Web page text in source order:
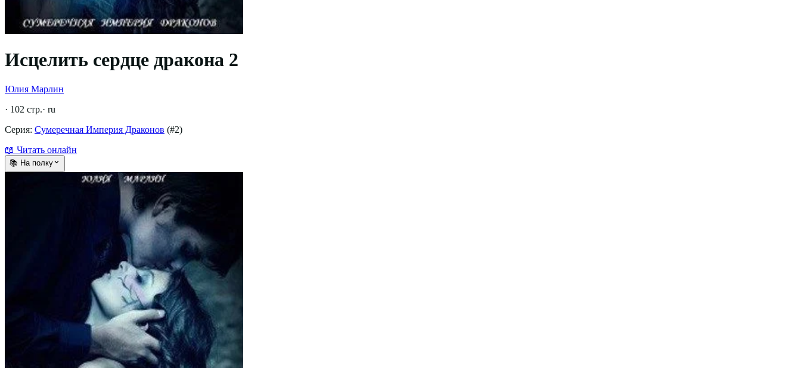
Исцелить сердце дракона 2
Юлия Марлин
· 102 стр.· ru
Серия: Сумеречная Империя Драконов (#2)
📖 Читать онлайн
📚 На полку